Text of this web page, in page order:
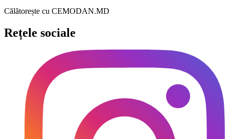
Călătorește cu CEMODAN.MD
Rețele sociale